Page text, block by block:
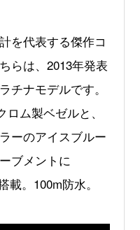
を代表する傑作コ
らは、2013年発表
チナモデルです。
ム製ベゼルと、
ーのアイスブルー
ブメントに
。100m防水。